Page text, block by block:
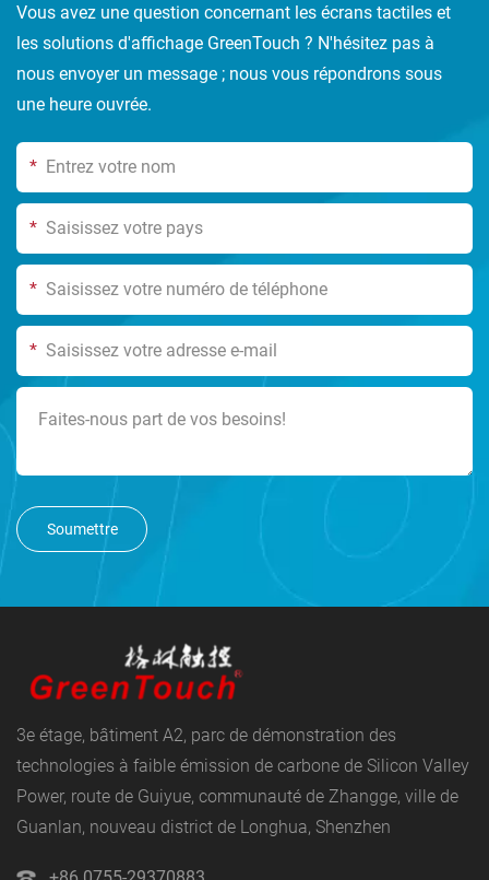
Vous avez une question concernant les écrans tactiles et
les solutions d'affichage GreenTouch ? N'hésitez pas à
nous envoyer un message ; nous vous répondrons sous
une heure ouvrée.
*
*
*
*
Soumettre
3e étage, bâtiment A2, parc de démonstration des
technologies à faible émission de carbone de Silicon Valley
Power, route de Guiyue, communauté de Zhangge, ville de
Guanlan, nouveau district de Longhua, Shenzhen